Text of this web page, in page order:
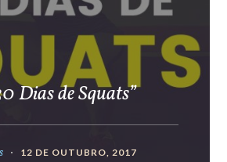
Dias de Squats”
12 DE OUTUBRO, 2017